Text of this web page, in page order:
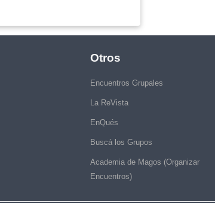
Otros
Encuentros Grupales
La ReVista
EnQués
Buscá los Grupos
Academia de Magos (Organizar
Encuentros)